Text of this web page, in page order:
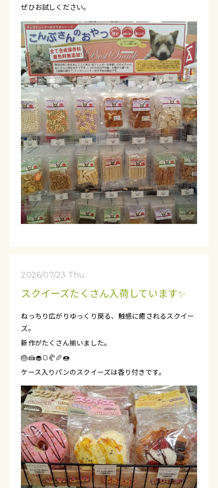
ぜひお試しください。
2026/07/23 Thu.
スクイーズたくさん入荷しています✨
ねっちり広がりゆっくり戻る、触感に癒されるスクイー
ズ。
新作がたくさん揃いました。
🎂🍰🧁🍞🥐🥖🍩
ケース入りパンのスクイーズは香り付きです。